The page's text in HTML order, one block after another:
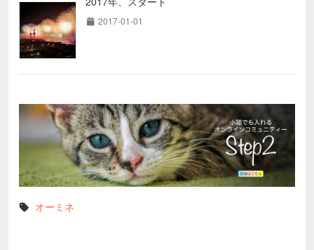
2017-01-01
オーミネ